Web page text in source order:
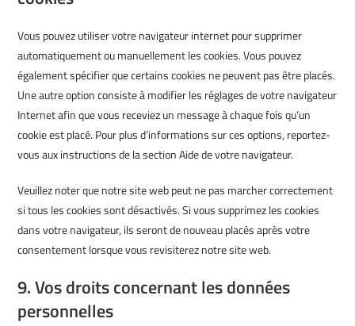
Vous pouvez utiliser votre navigateur internet pour supprimer
automatiquement ou manuellement les cookies. Vous pouvez
également spécifier que certains cookies ne peuvent pas être placés.
Une autre option consiste à modifier les réglages de votre navigateur
Internet afin que vous receviez un message à chaque fois qu’un
cookie est placé. Pour plus d’informations sur ces options, reportez-
vous aux instructions de la section Aide de votre navigateur.
Veuillez noter que notre site web peut ne pas marcher correctement
si tous les cookies sont désactivés. Si vous supprimez les cookies
dans votre navigateur, ils seront de nouveau placés après votre
consentement lorsque vous revisiterez notre site web.
9. Vos droits concernant les données
personnelles